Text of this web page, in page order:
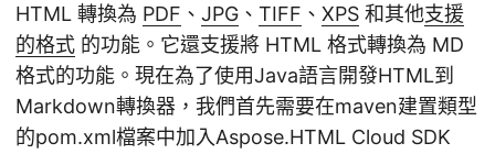
HTML 轉換為 PDF 、 JPG 、 TIFF 、 XPS 和其他支援
的格式 的功能。它還支援將 HTML 格式轉換為 MD
格式的功能。現在為了使用Java語言開發HTML到
Markdown轉換器，我們首先需要在maven建置類型
的pom.xml檔案中加入Aspose.HTML Cloud SDK